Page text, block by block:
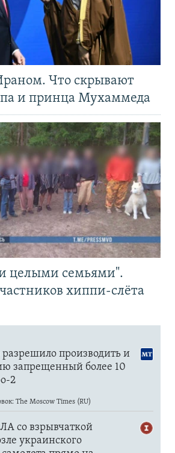
Что скрывают
и принца Мухаммеда
целыми семьями".
хиппи-слёта